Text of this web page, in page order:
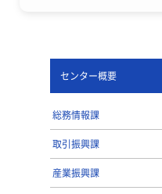
センター概要
総務情報課
取引振興課
産業振興課